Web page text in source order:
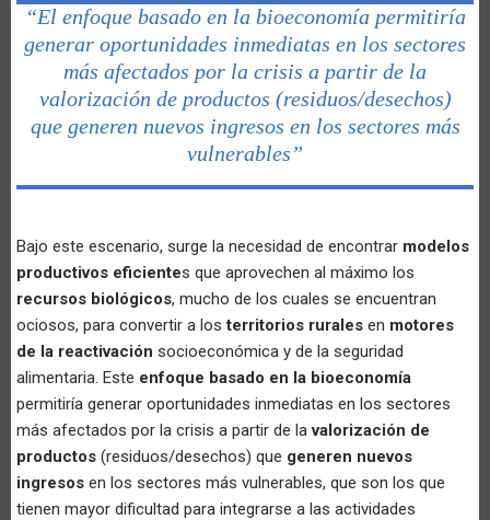
“El enfoque basado en la bioeconomía permitiría
generar oportunidades inmediatas en los sectores
más afectados por la crisis a partir de la
valorización de productos (residuos/desechos)
que generen nuevos ingresos en los sectores más
vulnerables”
Bajo este escenario, surge la necesidad de encontrar modelos
productivos eficientes que aprovechen al máximo los
recursos biológicos, mucho de los cuales se encuentran
ociosos, para convertir a losterritorios rurales en motores
de la reactivación socioeconómica y de la seguridad
alimentaria. Este enfoque basado en la bioeconomía
permitiría generar oportunidades inmediatas en los sectores
más afectados por la crisis a partir de lavalorización de
productos (residuos/desechos) que generen nuevos
ingresos en los sectores más vulnerables, que son los que
tienen mayor dificultad para integrarse a las actividades